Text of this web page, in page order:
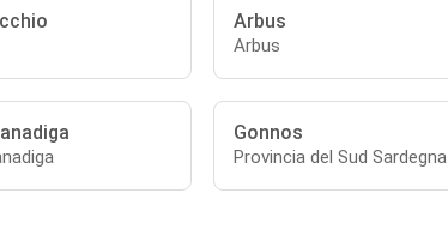
Arbus
Arbus
Gonnos
Provincia del Sud Sardegna